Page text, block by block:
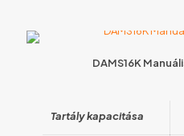
DAMS16K
Tartály kapacitása